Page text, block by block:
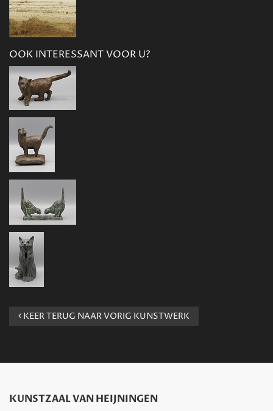
OOK INTERESSANT VOOR U?
KEER TERUG NAAR VORIG KUNSTWERK
KUNSTZAAL VAN HEIJNINGEN